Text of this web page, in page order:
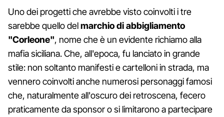
Uno dei progetti che avrebbe visto coinvolti i tre
sarebbe quello delmarchio di abbigliamento
"Corleone", nome che è un evidente richiamo alla
mafia siciliana. Che, all'epoca, fu lanciato in grande
stile: non soltanto manifesti e cartelloni in strada, ma
vennero coinvolti anche numerosi personaggi famosi
che, naturalmente all'oscuro dei retroscena, fecero
praticamente da sponsor o si limitarono a partecipare